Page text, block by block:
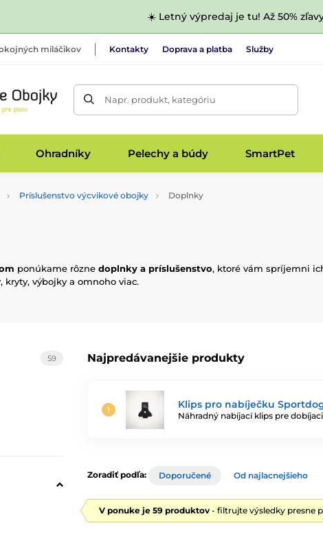
☀️ Letný výpredaj je tu! Až 50%
miláčikov Kontakty Doprava a platba Služby
Napr. produkt, kategóriu
Ohradníky Pelechy a búdy SmartPet
Príslušenstvo výcvikové obojky Doplnky
ponúkame rôzne doplnky a príslušenstvo, ktoré vám spríjemni
kryty, výbojky a omnoho viac.
Najpredávanejšie produkty
Klips pro nabíječku Sportdog
Náhradný nabíjací klips pre
59
Zoradiť podľa: Doporučené Od najlacnejšieho
V ponuke je 59 produktov - filtrujte výsledky presne